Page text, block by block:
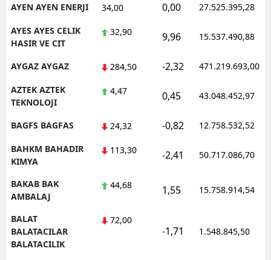
AYEN AYEN ENERJI 34,00 0,00 27.525.395,28
AYES AYES CELIK
HASIR VE CIT
32,90 9,96 15.537.490,88
AYGAZ AYGAZ 284,50 -2,32 471.219.693,00
AZTEK AZTEK
TEKNOLOJI
4,47 0,45 43.048.452,97
BAGFS BAGFAS 24,32 -0,82 12.758.532,52
BAHKM BAHADIR
KIMYA
113,30 -2,41 50.717.086,70
BAKAB BAK
AMBALAJ
44,68 1,55 15.758.914,54
BALAT
BALATACILAR
BALATACILIK
72,00
-1,71 1.548.845,50